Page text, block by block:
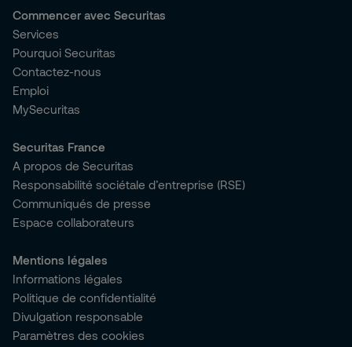
Commencer avec Securitas
Services
Pourquoi Securitas
Contactez-nous
Emploi
MySecuritas
Securitas France
A propos de Securitas
Responsabilité sociétale d’entreprise (RSE)
Communiqués de presse
Espace collaborateurs
Mentions légales
Informations légales
Politique de confidentialité
Divulgation responsable
Paramètres des cookies